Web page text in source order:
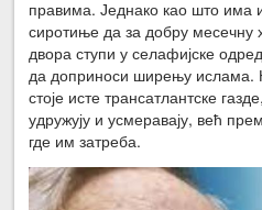
правима. Једнако као што
сиротиње да за добру месечну
двора ступи у селафијске
да доприноси ширењу ислама.
стоје исте трансатлантске
удружују и усмеравају, већ
где им затреба.